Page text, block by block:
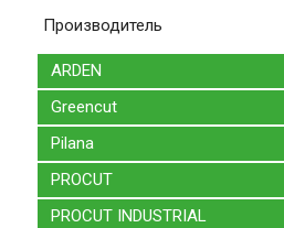
Производитель
ARDEN
Greencut
Pilana
PROCUT
PROCUT INDUSTRIAL